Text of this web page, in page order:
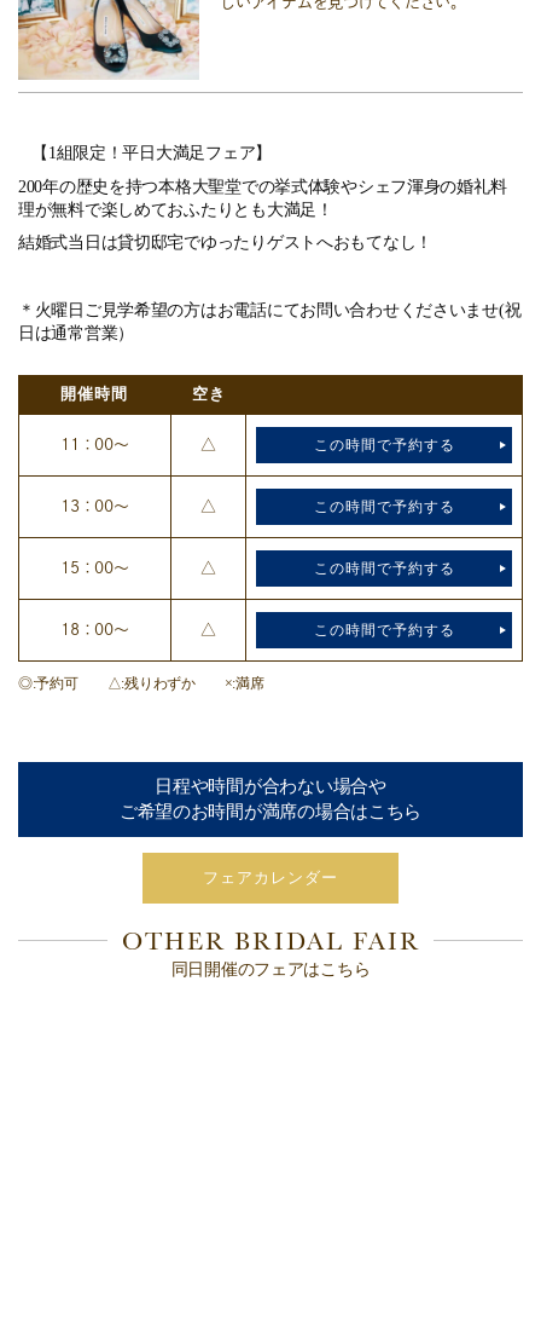
【1組限定！平日大満足フェア】
200年の歴史を持つ本格大聖堂での挙式体験やシェフ渾身の婚礼料
理が無料で楽しめておふたりとも大満足！
結婚式当日は貸切邸宅でゆったりゲストへおもてなし！
＊火曜日ご見学希望の方はお電話にてお問い合わせくださいませ(祝
日は通常営業）
開催時間 空き
11：00～ △ この時間で予約する
13：00～ △ この時間で予約する
15：00～ △ この時間で予約する
18：00～ △ この時間で予約する
◎予約可 △ 残りわずか × 満席
日程や時間が合わない場合や
ご希望のお時間が満席の場合はこちら
フェアカレンダー
OTHER BRIDAL FAIR
同日開催のフェアはこちら